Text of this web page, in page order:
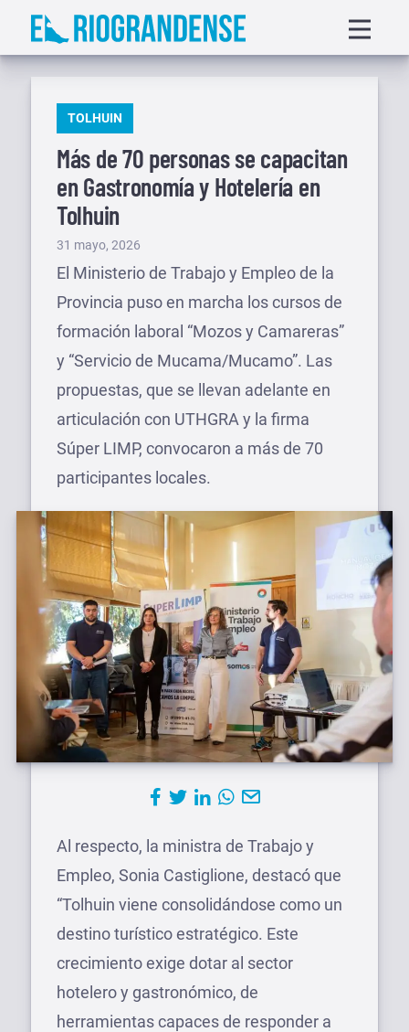
Saltar
menu
PUBLICADO
TOLHUIN
Más de 70 personas se capacitan
en Gastronomía y Hotelería en
Tolhuin
Publicado
el
31 mayo, 2026
El Ministerio de Trabajo y Empleo de la
Provincia puso en marcha los cursos de
formación laboral “Mozos y Camareras”
y “Servicio de Mucama/Mucamo”. Las
propuestas, que se llevan adelante en
articulación con UTHGRA y la firma
Súper LIMP, convocaron a más de 70
participantes locales.
Al respecto, la ministra de Trabajo y
Empleo, Sonia Castiglione, destacó que
“Tolhuin viene consolidándose como un
destino turístico estratégico. Este
crecimiento exige dotar al sector
hotelero y gastronómico, de
herramientas capaces de responder a